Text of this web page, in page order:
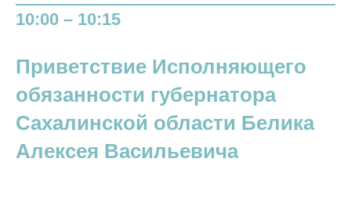
10:00 – 10:15
Приветствие Исполняющего
обязанности губернатора
Сахалинской области Белика
Алексея Васильевича